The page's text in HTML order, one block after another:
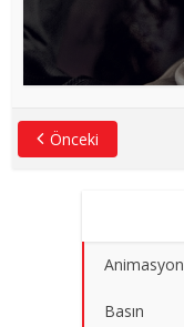
Önceki
Animasyon
Basın